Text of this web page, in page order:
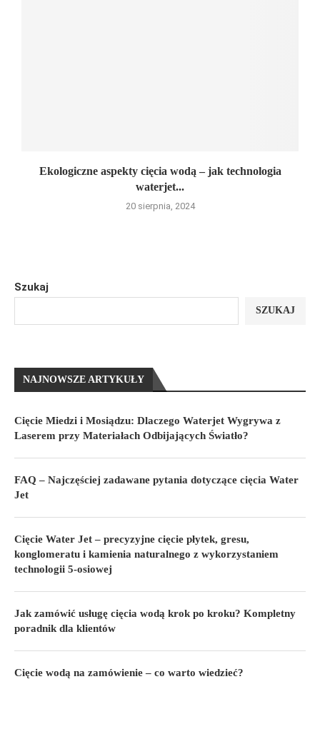
Ekologiczne aspekty cięcia wodą – jak technologia
waterjet...
20 sierpnia, 2024
Szukaj
SZUKAJ
NAJNOWSZE ARTYKUŁY
Cięcie Miedzi i Mosiądzu: Dlaczego Waterjet Wygrywa z
Laserem przy Materiałach Odbijających Światło?
FAQ – Najczęściej zadawane pytania dotyczące cięcia Water
Jet
Cięcie Water Jet – precyzyjne cięcie płytek, gresu,
konglomeratu i kamienia naturalnego z wykorzystaniem
technologii 5-osiowej
Jak zamówić usługę cięcia wodą krok po kroku? Kompletny
poradnik dla klientów
Cięcie wodą na zamówienie – co warto wiedzieć?